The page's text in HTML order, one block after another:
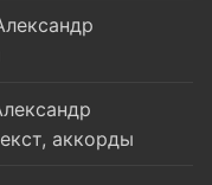
аккорды